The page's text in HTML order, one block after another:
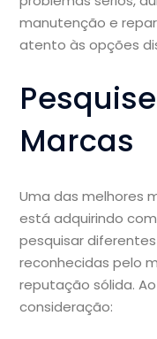
manutenção e
atento às opções
Marcas
Uma das melhores
está adquirindo
pesquisar
reconhecidas pelo
reputação sólida.
consideração: